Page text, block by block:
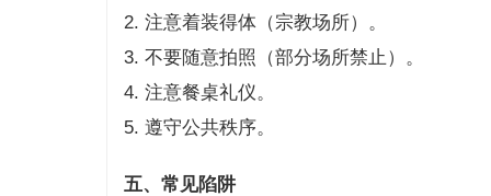
2. 注意着装得体（宗教场所）。
3. 不要随意拍照（部分场所禁止）。
4. 注意餐桌礼仪。
5. 遵守公共秩序。
五、常见陷阱